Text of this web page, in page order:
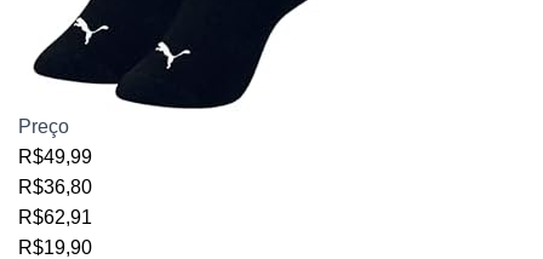
Preço
R$49,99
R$36,80
R$62,91
R$19,90